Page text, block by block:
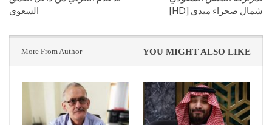
شمال صحراء ميدي [HD]
السعوي
YOU MIGHT ALSO LIKE
More From Author